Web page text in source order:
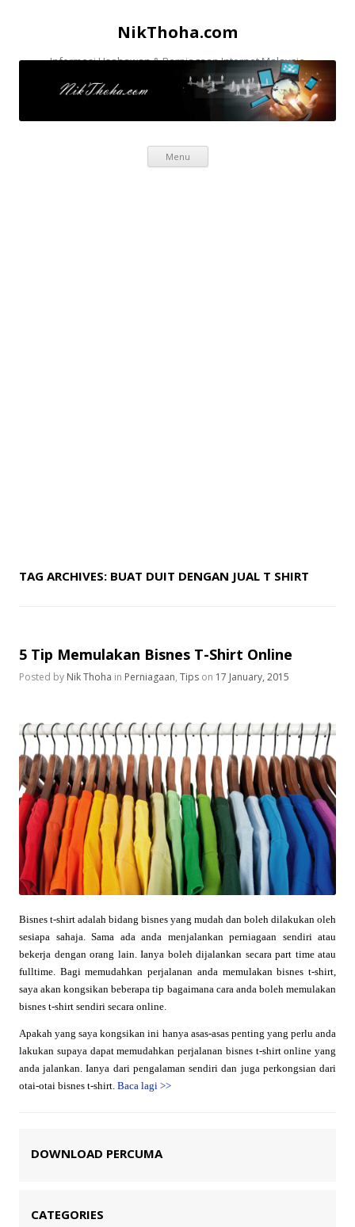
NikThoha.com
Informasi Usahawan & Perniagaan Internet Malaysia
Menu
Skip to content
TAG ARCHIVES: BUAT DUIT DENGAN JUAL T SHIRT
5 Tip Memulakan Bisnes T-Shirt Online
Posted by Nik Thoha in Perniagaan, Tips on 17 January, 2015
Bisnes t-shirt adalah bidang bisnes yang mudah dan boleh dilakukan oleh
sesiapa sahaja. Sama ada anda menjalankan perniagaan sendiri atau
bekerja dengan orang lain. Ianya boleh dijalankan secara part time atau
fulltime. Bagi memudahkan perjalanan anda memulakan bisnes t-shirt,
saya akan kongsikan beberapa tip bagaimana cara anda boleh memulakan
bisnes t-shirt sendiri secara online.
Apakah yang saya kongsikan ini hanya asas-asas penting yang perlu anda
lakukan supaya dapat memudahkan perjalanan bisnes t-shirt online yang
anda jalankan. Ianya dari pengalaman sendiri dan juga perkongsian dari
otai-otai bisnes t-shirt. Baca lagi >>
DOWNLOAD PERCUMA
CATEGORIES